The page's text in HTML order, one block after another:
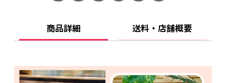
商品詳細 送料・店舗概要